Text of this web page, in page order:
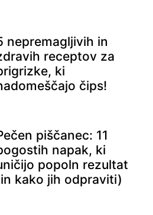
nepremagljivih in
receptov za
ki
čips!
piščanec: 11
napak, ki
popoln rezultat
kako jih odpraviti)